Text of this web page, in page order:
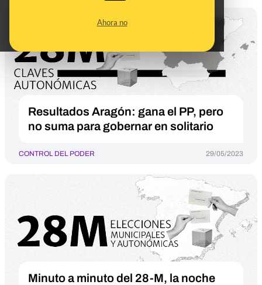
Ahora no
Resultados Aragón: gana el PP, pero
no suma para gobernar en solitario
CONTROL DEL PODER 29/05/2023
Minuto a minuto del 28-M, la noche